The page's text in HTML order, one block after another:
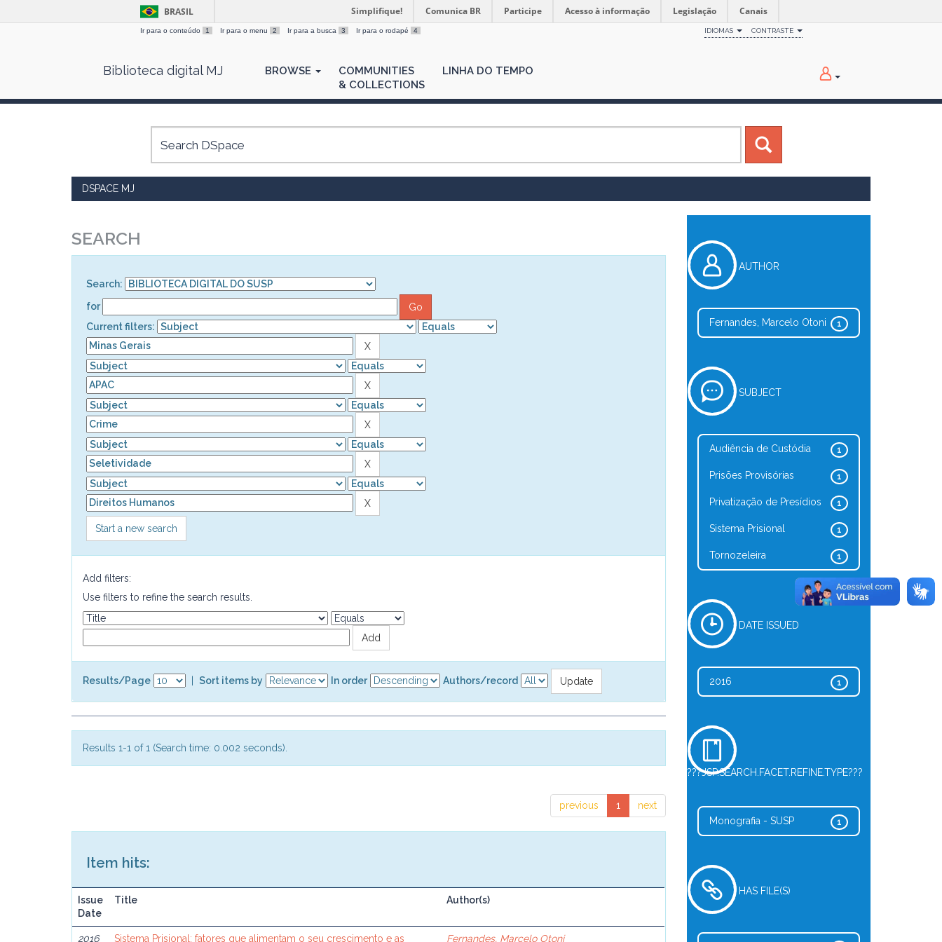
BRASIL Simplifique! Comunica BR Participe Acesso à informação Legislação Canais
Ir para o conteúdo 1 Ir para o menu 2 Ir para a busca 3 Ir para o rodapé 4 IDIOMAS CONTRASTE
Biblioteca digital MJ BROWSE
COMMUNITIES
& COLLECTIONS
LINHA DO TEMPO
DSPACE MJ
SEARCH
Search:
for
Current filters:
Start a new search
Add filters:
Use filters to refine the search results.
Results/Page Sort items by In order Authors/record
Results 1-1 of 1 (Search time: 0.002 seconds).
previous 1 next
Item hits:
Issue
Date
Title Author(s)
2016 Sistema Prisional: fatores que alimentam o seu crescimento e as Fernandes, Marcelo Otoni
AUTHOR
1
Fernandes, Marcelo Otoni
SUBJECT
1
Audiência de Custódia
1
Prisões Provisórias
1
Privatização de Presídios
1
Sistema Prisional
1
Tornozeleira
DATE ISSUED
1
2016
???JSP.SEARCH.FACET.REFINE.TYPE???
1
Monografia - SUSP
HAS FILE(S)